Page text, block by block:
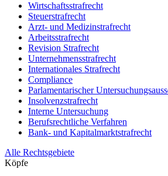
Wirtschaftsstraf­recht
Steuerstrafrecht
Arzt- und Medizinstrafrecht
Arbeitsstrafrecht
Revision Strafrecht
Unternehmens­strafrecht
Internationales Strafrecht
Compliance
Parlamentarischer
Insolvenzstrafrecht
Interne Untersuchung
Berufsrechtliche Verfahren
Bank- und Kapitalmarktstrafrecht
Alle Rechtsgebiete
Köpfe